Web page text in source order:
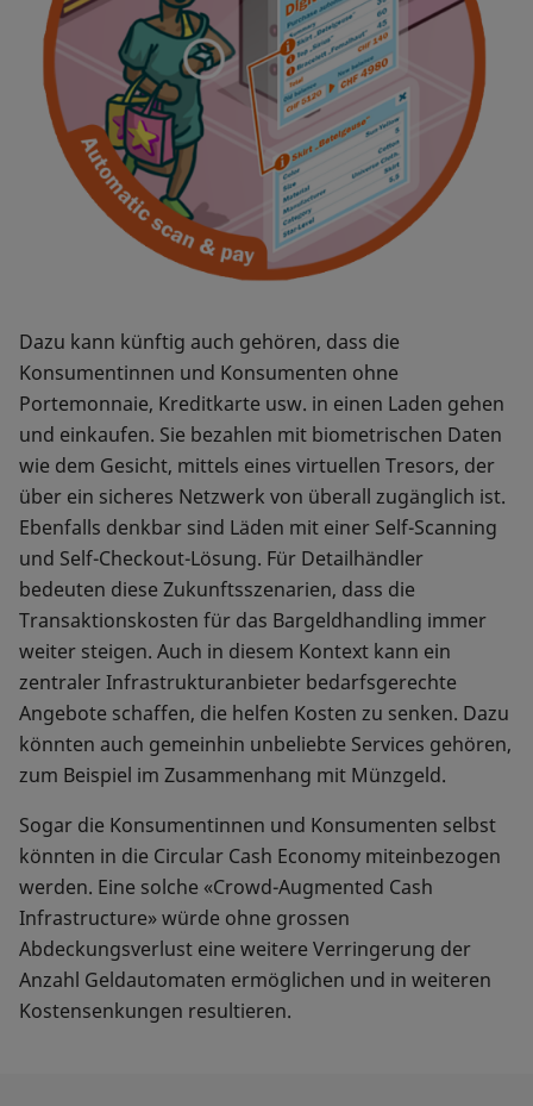
Dazu kann künftig auch gehören, dass die
Konsumentinnen und Konsumenten ohne
Portemonnaie, Kreditkarte usw. in einen Laden gehen
und einkaufen. Sie bezahlen mit biometrischen Daten
wie dem Gesicht, mittels eines virtuellen Tresors, der
über ein sicheres Netzwerk von überall zugänglich ist.
Ebenfalls denkbar sind Läden mit einer Self-Scanning
und Self-Checkout-Lösung. Für Detailhändler
bedeuten diese Zukunftsszenarien, dass die
Transaktionskosten für das Bargeldhandling immer
weiter steigen. Auch in diesem Kontext kann ein
zentraler Infrastrukturanbieter bedarfsgerechte
Angebote schaffen, die helfen Kosten zu senken. Dazu
könnten auch gemeinhin unbeliebte Services gehören,
zum Beispiel im Zusammenhang mit Münzgeld.
Sogar die Konsumentinnen und Konsumenten selbst
könnten in die Circular Cash Economy miteinbezogen
werden. Eine solche «Crowd-Augmented Cash
Infrastructure» würde ohne grossen
Abdeckungsverlust eine weitere Verringerung der
Anzahl Geldautomaten ermöglichen und in weiteren
Kostensenkungen resultieren.